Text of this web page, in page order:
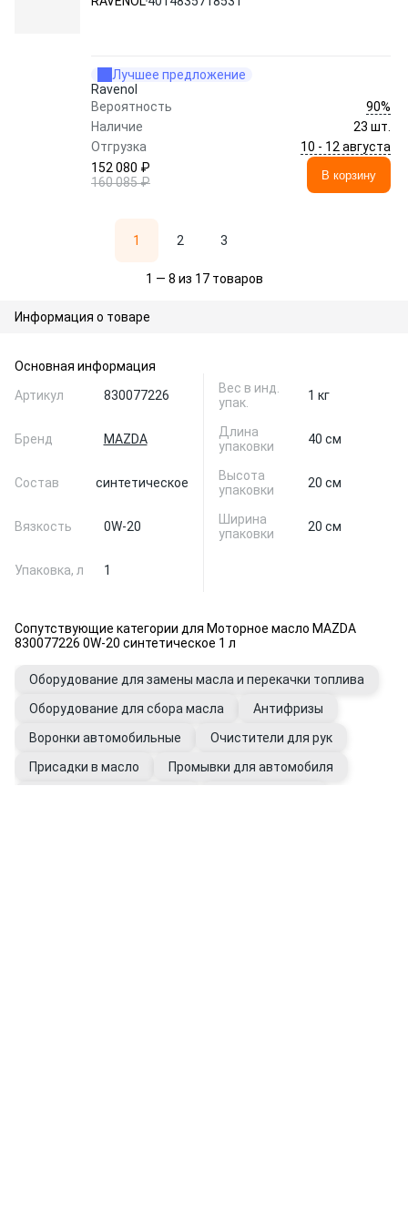
Лучшее предложение
Ravenol
Вероятность
90%
Наличие
23 шт.
Отгрузка
10 - 12 августа
152 080 ₽
160 085 ₽
В корзину
1 2 3
1 — 8 из 17 товаров
Информация о товаре
Основная информация
Артикул
830077226
Бренд MAZDA
Состав синтетическое
Вязкость 0W-20
Упаковка, л 1
Вес в инд.
упак.
1 кг
Длина
упаковки
40 см
Высота
упаковки
20 см
Ширина
упаковки
20 см
Сопутствующие категории для Моторное масло MAZDA
830077226 0W-20 синтетическое 1 л
Оборудование для замены масла и перекачки топлива
Оборудование для сбора масла
Антифризы
Воронки автомобильные
Очистители для рук
Присадки в масло
Промывки для автомобиля